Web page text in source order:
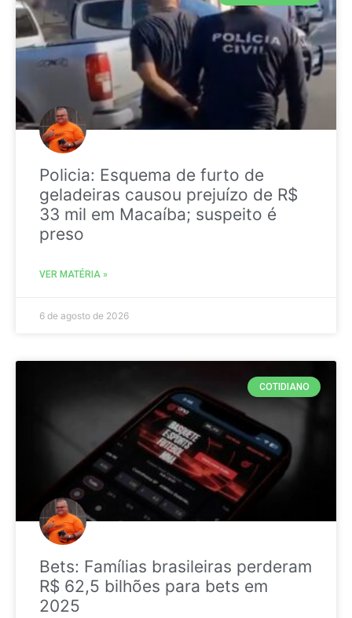
Policia: Esquema de furto de
geladeiras causou prejuízo de R$
33 mil em Macaíba; suspeito é
preso
VER MATÉRIA »
6 de agosto de 2026
COTIDIANO
Bets: Famílias brasileiras perderam
R$ 62,5 bilhões para bets em
2025